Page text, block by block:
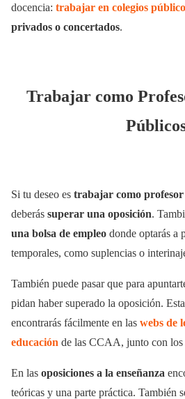
docencia: trabajar en colegios
privados o concertados.
Trabajar como
Si tu deseo es trabajar como profesor
deberás superar una oposición.
una bolsa de empleo donde optarás a
temporales, como suplencias o
También puede pasar que para
pidan haber superado la oposición.
encontrarás fácilmente en las webs de
educación de las CCAA, junto con los
En las oposiciones a la enseñanza
teóricas y una parte práctica. También